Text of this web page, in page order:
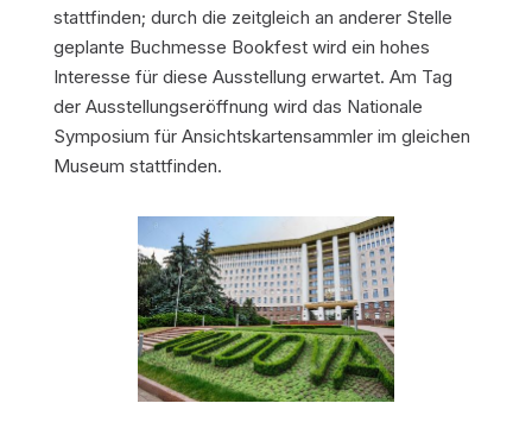
stattfinden; durch die zeitgleich an anderer Stelle
geplante Buchmesse Bookfest wird ein hohes
Interesse für diese Ausstellung erwartet. Am Tag
der Ausstellungseröffnung wird das Nationale
Symposium für Ansichtskartensammler im gleichen
Museum stattfinden.